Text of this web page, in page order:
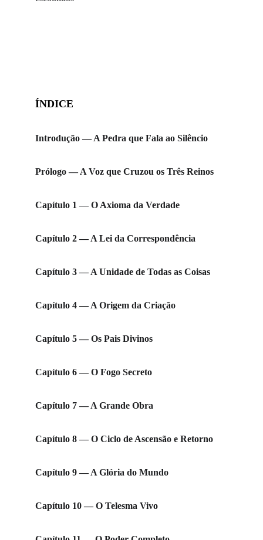
ÍNDICE
Introdução — A Pedra que Fala ao Silêncio
Prólogo — A Voz que Cruzou os Três Reinos
Capítulo 1 — O Axioma da Verdade
Capítulo 2 — A Lei da Correspondência
Capítulo 3 — A Unidade de Todas as Coisas
Capítulo 4 — A Origem da Criação
Capítulo 5 — Os Pais Divinos
Capítulo 6 — O Fogo Secreto
Capítulo 7 — A Grande Obra
Capítulo 8 — O Ciclo de Ascensão e Retorno
Capítulo 9 — A Glória do Mundo
Capítulo 10 — O Telesma Vivo